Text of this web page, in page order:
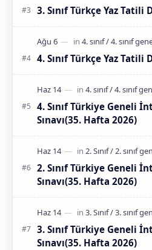
3. Sınıf Türkçe Yaz Tatili
4. Sınıf Türkçe Yaz Tatili
4. Sınıf Türkiye Geneli
Sınavı(35. Hafta 2026)
2. Sınıf Türkiye Geneli
Sınavı(35. Hafta 2026)
3. Sınıf Türkiye Geneli
Sınavı(35. Hafta 2026)